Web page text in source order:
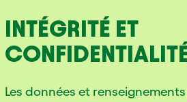
INTÉGRITÉ ET
Les données et